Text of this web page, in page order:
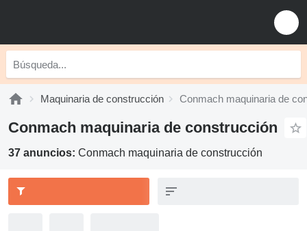
Maquinaria de construcción Conmach maquinaria de
Conmach maquinaria de construcción
37 anuncios: Conmach maquinaria de construcción